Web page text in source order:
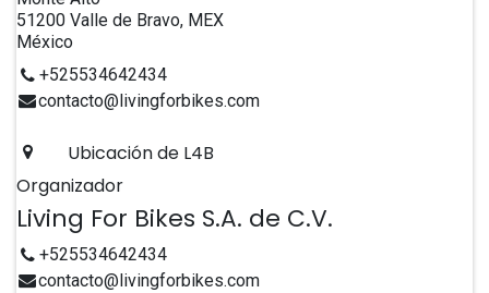
51200 Valle de Bravo, MEX
México
+525534642434
contacto@livingforbikes.com
Ubicación de L4B
Organizador
Living For Bikes S.A. de C.V.
+525534642434
contacto@livingforbikes.com